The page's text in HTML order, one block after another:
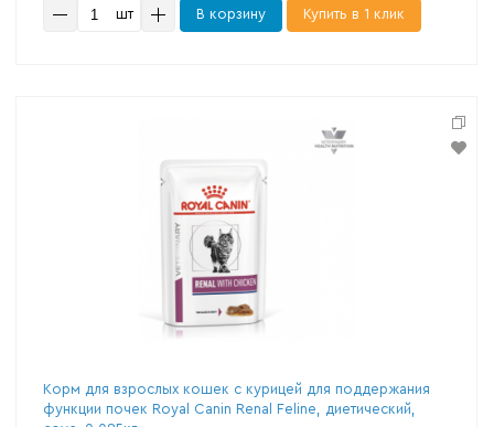
шт В корзину Купить в 1 клик
Корм для взрослых кошек с курицей для поддержания
функции почек Royal Canin Renal Feline, диетический,